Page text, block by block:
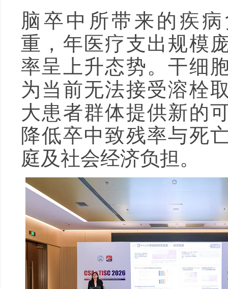
脑卒中所带来的疾
重，年医疗支出规模
率呈上升态势。干细
为当前无法接受溶栓
大患者群体提供新的
降低卒中致残率与死
庭及社会经济负担。